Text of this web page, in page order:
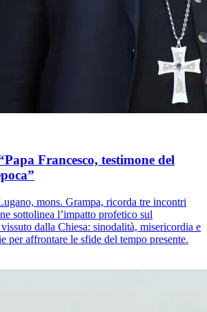
Francesco, testimone del
mons. Grampa, ricorda tre incontri
sottolinea l’impatto profetico sul
dalla Chiesa: sinodalità, misericordia e
per affrontare le sfide del tempo presente.